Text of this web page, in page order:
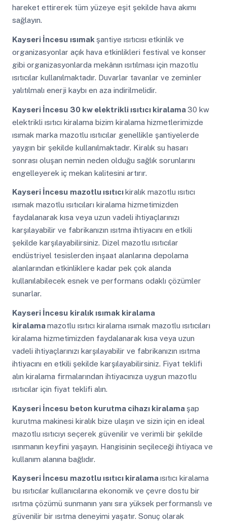
hareket ettirerek tüm yüzeye eşit şekilde hava akımı
sağlayın.
Kayseri İncesu ısımak şantiye ısıtıcısı etkinlik ve
organizasyonlar açık hava etkinlikleri festival ve konser
gibi organizasyonlarda mekânın ısıtılması için mazotlu
ısıtıcılar kullanılmaktadır. Duvarlar tavanlar ve zeminler
yalıtılmalı enerji kaybı en aza indirilmelidir.
Kayseri İncesu 30 kw elektrikli ısıtıcı kiralama30 kw
elektrikli ısıtıcı kiralama bizim kiralama hizmetlerimizde
ısımak marka mazotlu ısıtıcılar genellikle şantiyelerde
yaygın bir şekilde kullanılmaktadır. Kiralık su hasarı
sonrası oluşan nemin neden olduğu sağlık sorunlarını
engelleyerek iç mekan kalitesini artırır.
Kayseri İncesu mazotlu ısıtıcıkiralık mazotlu ısıtıcı
ısımak mazotlu ısıtıcıları kiralama hizmetimizden
faydalanarak kısa veya uzun vadeli ihtiyaçlarınızı
karşılayabilir ve fabrikanızın ısıtma ihtiyacını en etkili
şekilde karşılayabilirsiniz. Dizel mazotlu ısıtıcılar
endüstriyel tesislerden inşaat alanlarına depolama
alanlarından etkinliklere kadar pek çok alanda
kullanılabilecek esnek ve performans odaklı çözümler
sunarlar.
Kayseri İncesu kiralık ısımak kiralama
kiralamamazotlu ısıtıcı kiralama ısımak mazotlu ısıtıcıları
kiralama hizmetimizden faydalanarak kısa veya uzun
vadeli ihtiyaçlarınızı karşılayabilir ve fabrikanızın ısıtma
ihtiyacını en etkili şekilde karşılayabilirsiniz. Fiyat teklifi
alın kiralama firmalarından ihtiyacınıza uygun mazotlu
ısıtıcılar için fiyat teklifi alın.
Kayseri İncesu beton kurutma cihazı kiralama şap
kurutma makinesi kiralık bize ulaşın ve sizin için en ideal
mazotlu ısıtıcıyı seçerek güvenilir ve verimli bir şekilde
ısınmanın keyfini yaşayın. Hangisinin seçileceği ihtiyaca ve
kullanım alanına bağlıdır.
Kayseri İncesu mazotlu ısıtıcı kiralamaısıtıcı kiralama
bu ısıtıcılar kullanıcılarına ekonomik ve çevre dostu bir
ısıtma çözümü sunmanın yanı sıra yüksek performanslı ve
güvenilir bir ısıtma deneyimi yaşatır. Sonuç olarak